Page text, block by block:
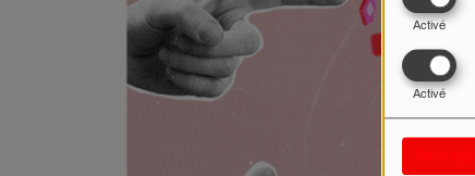
Activé
Activé